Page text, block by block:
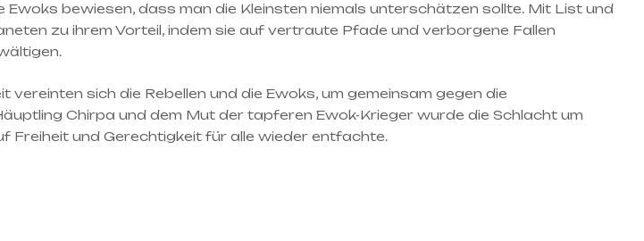
bewiesen, dass man die Kleinsten niemals unterschätzen sollte. Mit List und
zu ihrem Vorteil, indem sie auf vertraute Pfade und verborgene Fallen
sich die Rebellen und die Ewoks, um gemeinsam gegen die
Chirpa und dem Mut der tapferen Ewok-Krieger wurde die Schlacht um
Freiheit und Gerechtigkeit für alle wieder entfachte.